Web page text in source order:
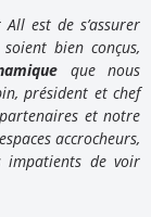
Allest de s’assurer
bien conçus,
que nous
président et chef
et notre
accrocheurs,
impatients de voir